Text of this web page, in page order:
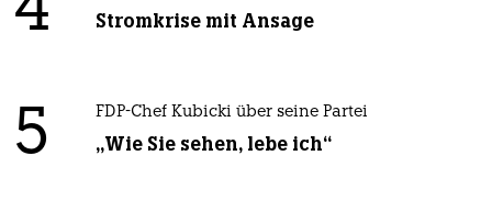
4 Stromkrise mit Ansage
5 FDP-Chef Kubicki über seine Partei
„Wie Sie sehen, lebe ich“